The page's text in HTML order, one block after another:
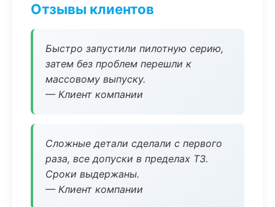
Отзывы клиентов
Быстро запустили пилотную серию,
затем без проблем перешли к
массовому выпуску.
— Клиент компании
Сложные детали сделали с первого
раза, все допуски в пределах ТЗ.
Сроки выдержаны.
— Клиент компании